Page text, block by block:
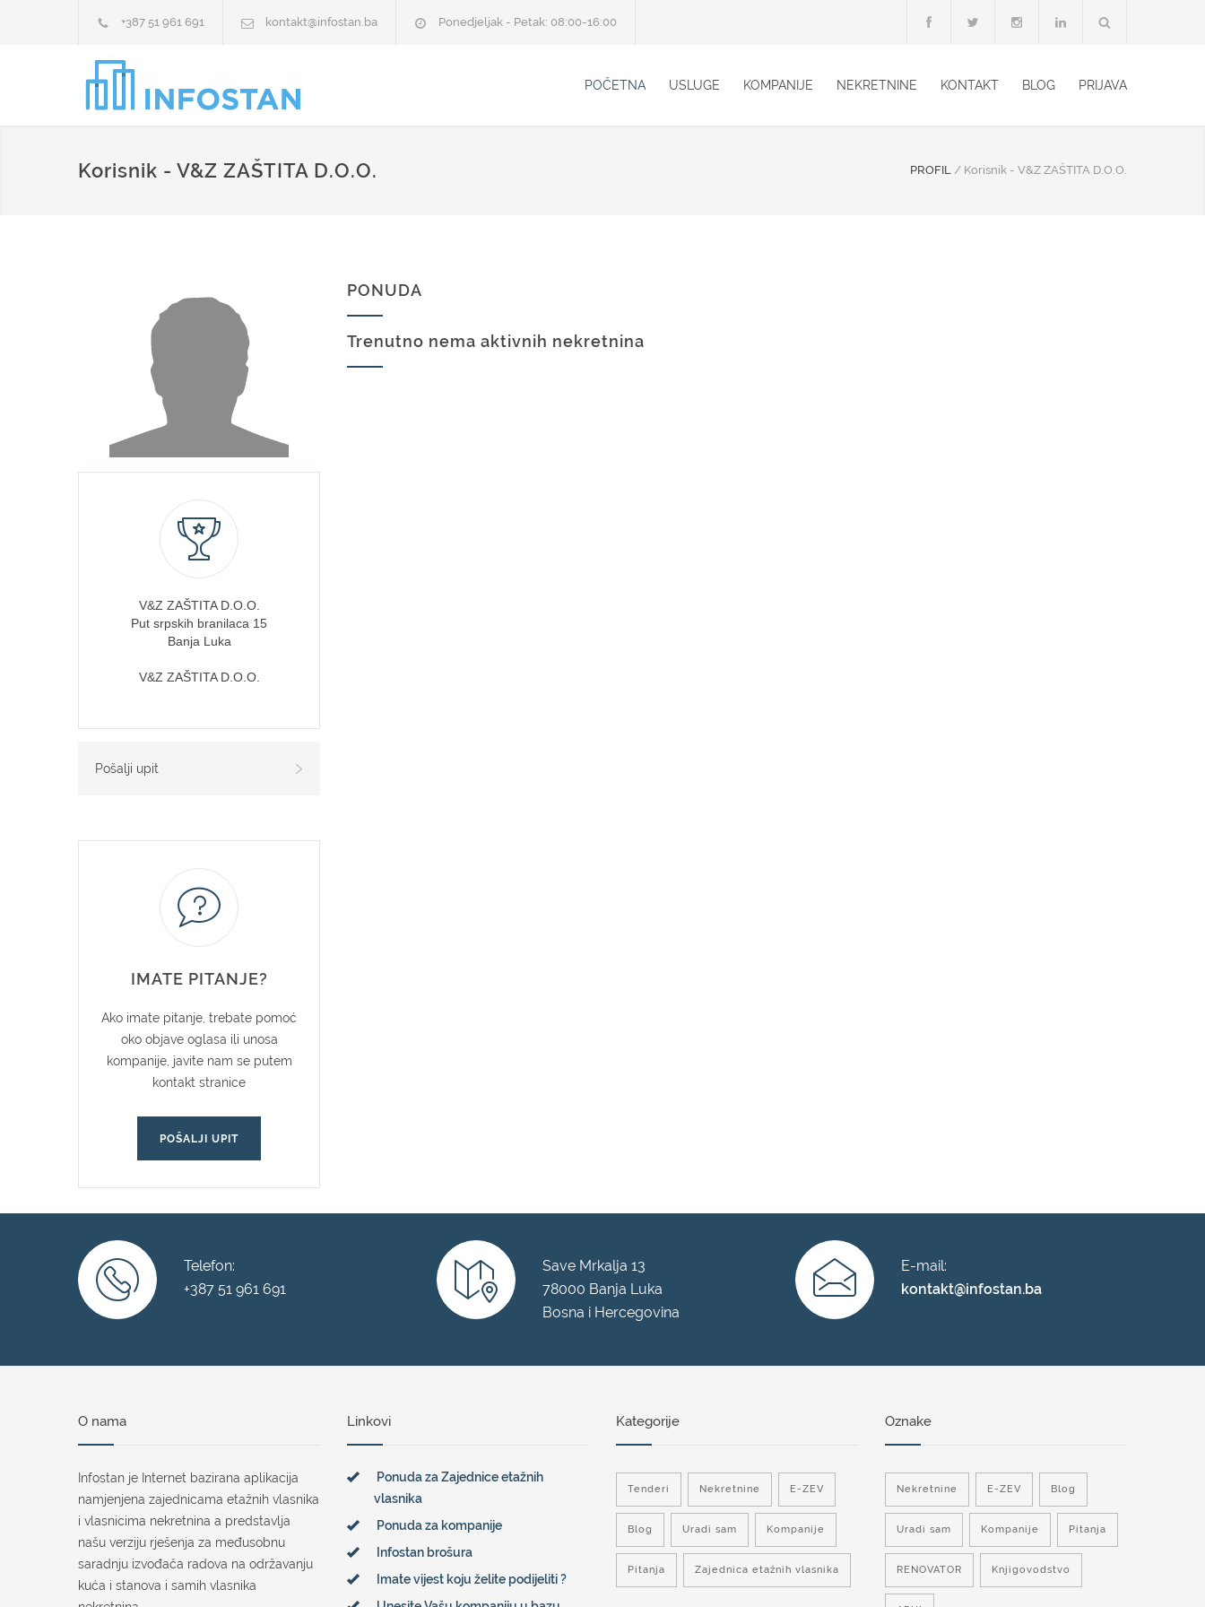
+387 51 961 691 kontakt@infostan.ba Ponedjeljak - Petak: 08:00-16:00
POČETNA USLUGE KOMPANIJE NEKRETNINE KONTAKT BLOG PRIJAVA
Korisnik - V&Z ZAŠTITA D.O.O. PROFIL / Korisnik - V&Z ZAŠTITA D.O.O.
V&Z ZAŠTITA D.O.O.
Put srpskih branilaca 15
Banja Luka
V&Z ZAŠTITA D.O.O.
Pošalji upit
IMATE PITANJE?
Ako imate pitanje, trebate pomoć
oko objave oglasa ili unosa
kompanije, javite nam se putem
kontakt stranice
POŠALJI UPIT
PONUDA
Trenutno nema aktivnih nekretnina
Telefon:
+387 51 961 691
Save Mrkalja 13
78000 Banja Luka
Bosna i Hercegovina
E-mail:
kontakt@infostan.ba
O nama
Infostan je Internet bazirana aplikacija
namjenjena zajednicama etažnih vlasnika
i vlasnicima nekretnina a predstavlja
našu verziju rješenja za međusobnu
saradnju izvođača radova na održavanju
kuća i stanova i samih vlasnika
Linkovi
Ponuda za Zajednice etažnih
vlasnika
Ponuda za kompanije
Infostan brošura
Imate vijest koju želite podijeliti ?
Kategorije
Tenderi Nekretnine E-ZEV
Blog Uradi sam Kompanije
Pitanja Zajednica etažnih vlasnika
Oznake
Nekretnine E-ZEV Blog
Uradi sam Kompanije Pitanja
RENOVATOR Knjigovodstvo